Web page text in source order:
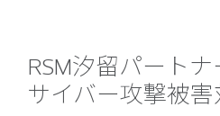
RSM汐留パート
サイバー攻撃被